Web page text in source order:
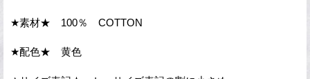
★素材★ 100％ COTTON
★配色★ 黄色